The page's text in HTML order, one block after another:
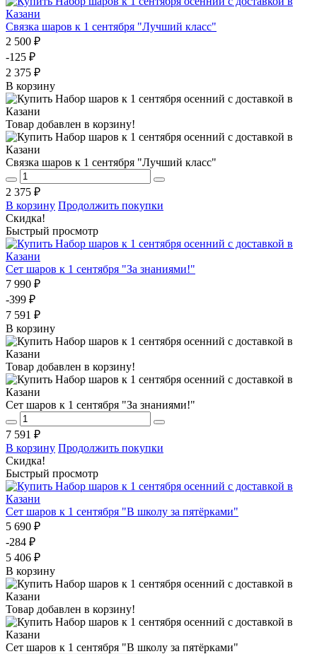
Связка шаров к 1 сентября "Лучший класс"
2 500 ₽
-125 ₽
2 375 ₽
В корзину
Товар добавлен в корзину!
Связка шаров к 1 сентября "Лучший класс"
2 375 ₽
В корзину Продолжить покупки
Скидка!
Быстрый просмотр
Сет шаров к 1 сентября "За знаниями!"
7 990 ₽
-399 ₽
7 591 ₽
В корзину
Товар добавлен в корзину!
Сет шаров к 1 сентября "За знаниями!"
7 591 ₽
В корзину Продолжить покупки
Скидка!
Быстрый просмотр
Сет шаров к 1 сентября "В школу за пятёрками"
5 690 ₽
-284 ₽
5 406 ₽
В корзину
Товар добавлен в корзину!
Сет шаров к 1 сентября "В школу за пятёрками"